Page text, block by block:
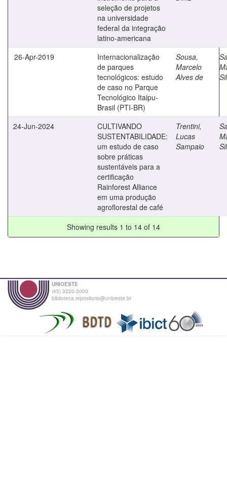
seleção de projetos
na universidade
federal da integração
latino-americana
26-Apr-2019
Internacionalização
de parques
tecnológicos: estudo
de caso no Parque
Tecnológico Itaipu-
Brasil (PTI-BR)
Sousa,
Marcelo
Alves de
24-Jun-2024
CULTIVANDO
SUSTENTABILIDADE:
um estudo de caso
sobre práticas
sustentáveis para a
certificação
Rainforest Alliance
em uma produção
agroflorestal de café
Trentini,
Lucas
Sampaio
Showing results 1 to 14 of 14
UNIOESTE
(45) 3220-3000
biblioteca.repositorio@unioeste.br